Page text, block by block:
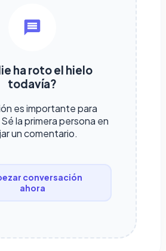
ha roto el hielo
todavía?
es importante para
la primera persona en
un comentario.
conversación
ahora